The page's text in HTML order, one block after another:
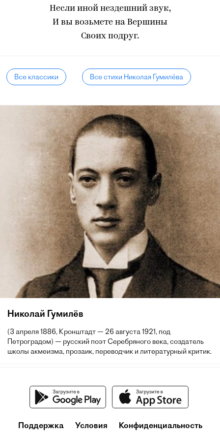
Несли иной нездешний звук,
И вы возьмете на Вершины
Своих подруг.
Все классики Все стихи Николая Гумилёва
Николай Гумилёв
(3 апреля 1886, Кронштадт — 26 августа 1921, под
Петроградом) — русский поэт Серебряного века, создатель
школы акмеизма, прозаик, переводчик и литературный критик.
Поддержка Условия Конфиденциальность